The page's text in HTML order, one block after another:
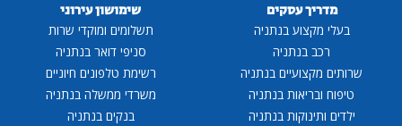
מדריך עסקים
בעלי מקצוע בנתניה
רכב בנתניה
שרותים מקצועיים בנתניה
טיפוח ובריאות בנתניה
ילדים ותינוקות בנתניה
שימושון עירוני
תשלומים ומוקדי שרות
סניפי דואר בנתניה
רשימת טלפונים חיוניים
משרדי ממשלה בנתניה
בנקים בנתניה